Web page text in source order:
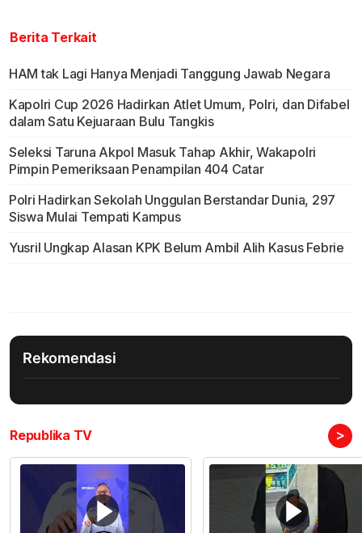
Berita Terkait
HAM tak Lagi Hanya Menjadi Tanggung Jawab Negara
Kapolri Cup 2026 Hadirkan Atlet Umum, Polri, dan Difabel
dalam Satu Kejuaraan Bulu Tangkis
Seleksi Taruna Akpol Masuk Tahap Akhir, Wakapolri
Pimpin Pemeriksaan Penampilan 404 Catar
Polri Hadirkan Sekolah Unggulan Berstandar Dunia, 297
Siswa Mulai Tempati Kampus
Yusril Ungkap Alasan KPK Belum Ambil Alih Kasus Febrie
Rekomendasi
Republika TV >